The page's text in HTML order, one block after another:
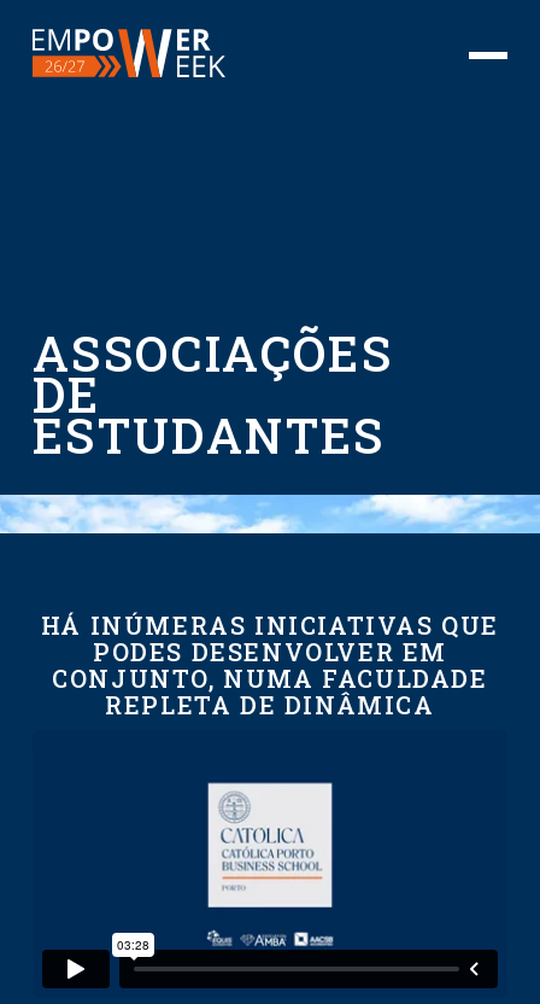
ASSOCIAÇÕES
DE
ESTUDANTES
HÁ INÚMERAS INICIATIVAS QUE
PODES DESENVOLVER EM
CONJUNTO, NUMA FACULDADE
REPLETA DE DINÂMICA